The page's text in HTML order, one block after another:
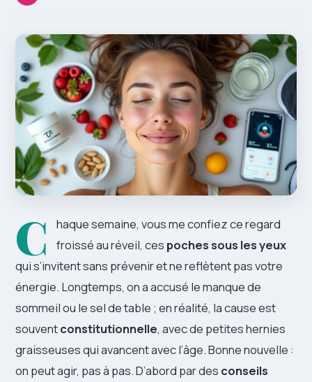
C
haque semaine, vous me confiez ce regard
froissé au réveil, ces poches sous les yeux
qui s’invitent sans prévenir et ne reflètent pas votre
énergie. Longtemps, on a accusé le manque de
sommeil ou le sel de table ; en réalité, la cause est
souventconstitutionnelle, avec de petites hernies
graisseuses qui avancent avec l’âge. Bonne nouvelle :
on peut agir, pas à pas. D’abord par des conseils